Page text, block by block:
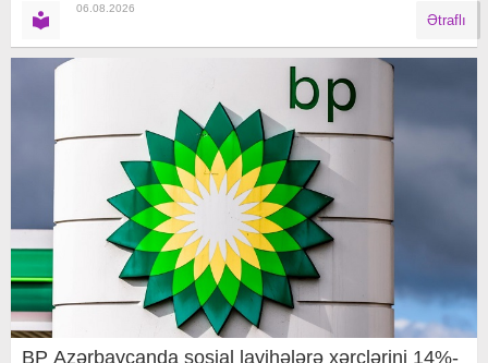
06.08.2026
Ətraflı
BP Azərbaycanda sosial layihələrə xərclərini 14%-